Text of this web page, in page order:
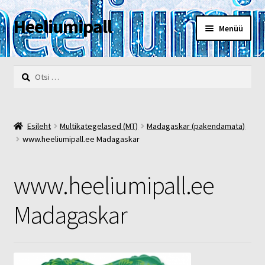
Liigu
navigeerimisele
Liigu
sisu
juurde
Heeliumipall Menüü
Esileht
Kontakt
Müügi- ja privaatsustingimused
POOD
Otsi:
Esileht Multikategelased (MT)
Madagaskar (pakendamata)
www.heeliumipall.ee Madagaskar
www.heeliumipall.ee
Madagaskar